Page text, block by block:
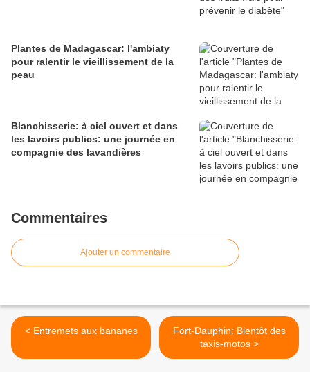
Plantes de Madagascar: l'ambiaty
pour ralentir le vieillissement de la
peau
Blanchisserie: à ciel ouvert et dans
les lavoirs publics: une journée en
compagnie des lavandières
Commentaires
Ajouter un commentaire
< Entremets aux bananes
Fort-Dauphin: Bientôt des
taxis-motos >